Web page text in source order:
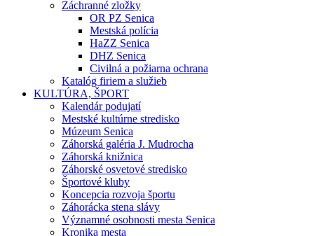
Záchranné zložky
OR PZ Senica
Mestská polícia
HaZZ Senica
DHZ Senica
Civilná a požiarna ochrana
Katalóg firiem a služieb
KULTÚRA, ŠPORT
Kalendár podujatí
Mestské kultúrne stredisko
Múzeum Senica
Záhorská galéria J. Mudrocha
Záhorská knižnica
Záhorské osvetové stredisko
Športové kluby
Koncepcia rozvoja športu
Záhorácka stena slávy
Významné osobnosti mesta Senica
Kronika mesta